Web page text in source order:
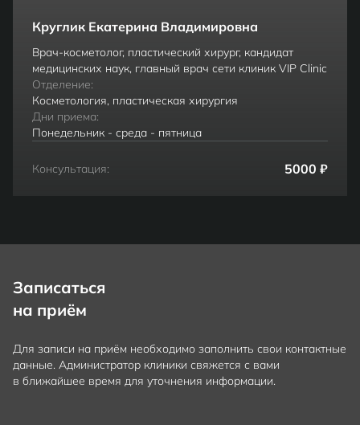
Круглик Екатерина Владимировна
Врач-косметолог, пластический хирург, кандидат
медицинских наук, главный врач сети клиник VIP Clinic
Отделение:
Косметология, пластическая хирургия
Дни приема:
Понедельник - среда - пятница
Консультация: 5000 ₽
Записаться
на приём
Для записи на приём необходимо заполнить свои контактные
данные. Администратор клиники свяжется с вами
в ближайшее время для уточнения информации.